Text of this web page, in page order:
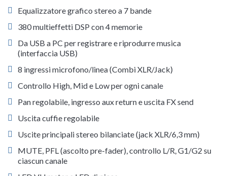
Equalizzatore grafico stereo a 7 bande
380 multieffetti DSP con 4 memorie
Da USB a PC per registrare e riprodurre musica
(interfaccia USB)
8 ingressi microfono/linea (Combi XLR/Jack)
Controllo High, Mid e Low per ogni canale
Pan regolabile, ingresso aux return e uscita FX send
Uscita cuffie regolabile
Uscite principali stereo bilanciate (jack XLR/6,3 mm)
MUTE, PFL (ascolto pre-fader), controllo L/R, G1/G2 su
ciascun canale